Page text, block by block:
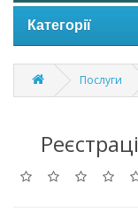
Категорії
Послуги